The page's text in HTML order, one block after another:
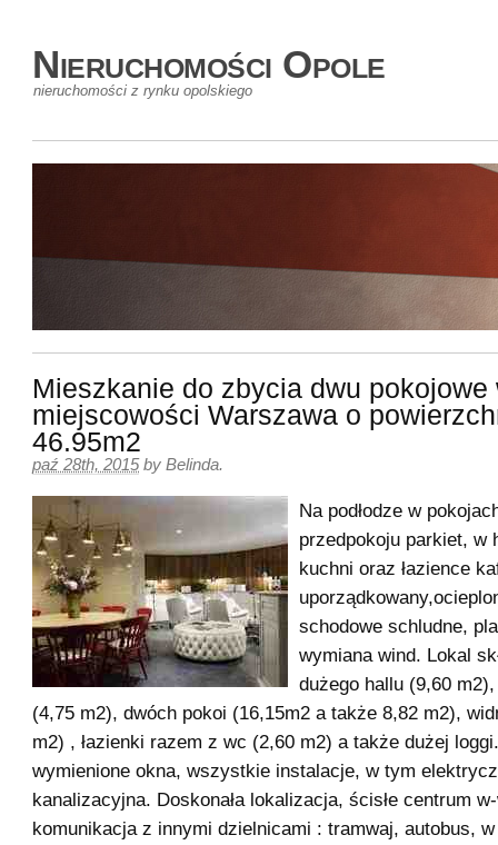
Nieruchomości Opole
nieruchomości z rynku opolskiego
Mieszkanie do zbycia dwu pokojowe
miejscowości Warszawa o
46.95m2
paź 28th, 2015 by Belinda.
Na podłodze w
przedpokoju parkiet, w
kuchni oraz łazience
schodowe schludne,
wymiana wind. Lokal
dużego hallu (9,60
(4,75 m2), dwóch pokoi (16,15m2 a także 8,82 m2),
m2) , łazienki razem z wc (2,60 m2) a także dużej
wymienione okna, wszystkie instalacje, w tym
kanalizacyjna. Doskonała lokalizacja, ścisłe centrum
komunikacja z innymi dzielnicami : tramwaj, autobus,